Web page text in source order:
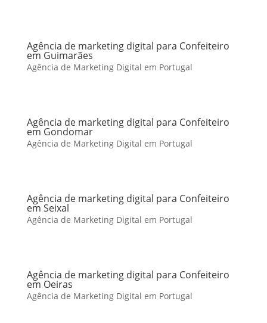
Agência de marketing digital para Confeiteiro
em Guimarães
Agência de Marketing Digital em Portugal
Agência de marketing digital para Confeiteiro
em Gondomar
Agência de Marketing Digital em Portugal
Agência de marketing digital para Confeiteiro
em Seixal
Agência de Marketing Digital em Portugal
Agência de marketing digital para Confeiteiro
em Oeiras
Agência de Marketing Digital em Portugal